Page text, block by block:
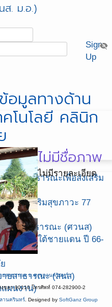
ส. ม.อ.)
visibility_off
Sign
Up
ยบายสาธารณะเพื่อส่งเสริม
นสร้างเสริมสุขภาวะ 77
บายสาธารณะ (ศวนส)
หวัดภาคใต้ชายแดน ปี 66-
ายสาธารณะ (สนส)
แผนงาน)
อมูลทางด้าน
โนโลยี คลินิก
ไม่มีชื่อภาพ
ไม่มีรายละเอียด
ยสาธารณะ ม.สงขลานครินทร์
ลา 90110 โทรศัพท์ 074-282900-2
านครินทร์ . Designed by SoftGanz Group